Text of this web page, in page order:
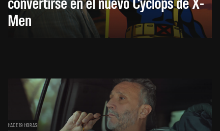
Men
HACE 19 HORAS